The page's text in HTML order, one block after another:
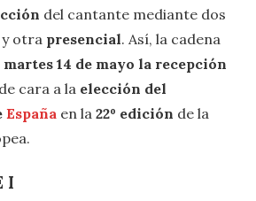
del cantante mediante dos
y otra presencial. Así, la cadena
martes 14 de mayo la recepción
de cara a la elección del
España en la 22º edición de la
I